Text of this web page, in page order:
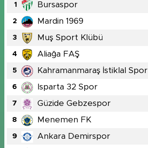
1 Bursaspor
2 Mardin 1969
3 Muş Sport Klübü
4 Aliağa FAŞ
5 Kahramanmaraş İstiklal Spor
6 Isparta 32 Spor
7 Güzide Gebzespor
8 Menemen FK
9 Ankara Demirspor